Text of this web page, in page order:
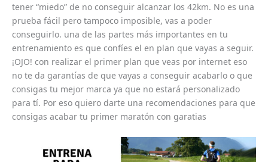
tener “miedo” de no conseguir alcanzar los 42km. No es una
prueba fácil pero tampoco imposible, vas a poder
conseguirlo. una de las partes más importantes en tu
entrenamiento es que confíes el en plan que vayas a seguir.
¡OJO! con realizar el primer plan que veas por internet eso
no te da garantías de que vayas a conseguir acabarlo o que
consigas tu mejor marca ya que no estará personalizado
para tí. Por eso quiero darte una recomendaciones para que
consigas acabar tu primer maratón con garatias